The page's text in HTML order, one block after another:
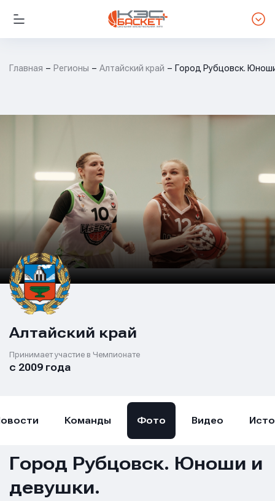
Главная Регионы Алтайский край Город Рубцовск.
Алтайский край
Принимает участие в Чемпионате
с 2009 года
Команды Фото Видео
Город Рубцовск. Юноши и
девушки.